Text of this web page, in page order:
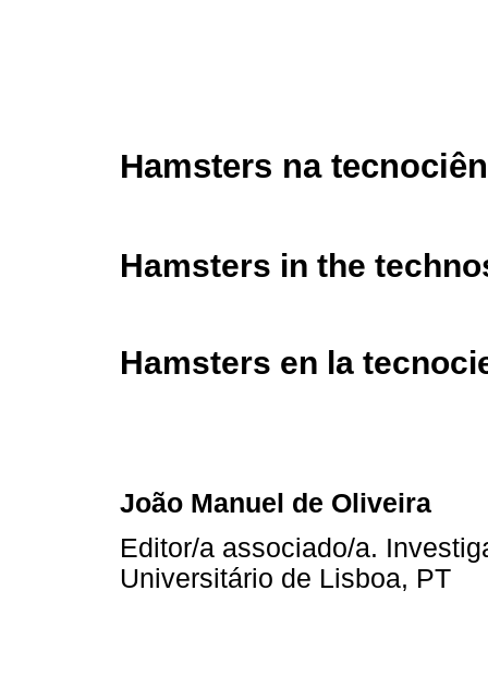
Hamsters na
Hamsters in the
Hamsters en la
João Manuel de Oliveira
Editor/a associado/a.
Universitário de Lisboa, PT